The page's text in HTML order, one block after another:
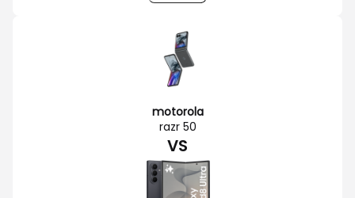
motorola
razr 50
VS